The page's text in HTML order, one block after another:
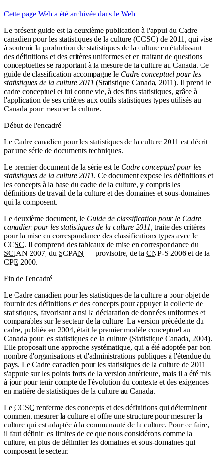
Cette page Web a été archivée dans le Web.
Le présent guide est la deuxième publication à l'appui du Cadre
canadien pour les statistiques de la culture (CCSC) de 2011, qui vise
à soutenir la production de statistiques de la culture en établissant
des définitions et des critères uniformes et en traitant de questions
conceptuelles se rapportant à la mesure de la culture au Canada. Ce
guide de classification accompagne le Cadre conceptuel pour les
statistiques de la culture 2011 (Statistique Canada, 2011). Il prend le
cadre conceptuel et lui donne vie, à des fins statistiques, grâce à
l'application de ses critères aux outils statistiques types utilisés au
Canada pour mesurer la culture.
Début de l'encadré
Le Cadre canadien pour les statistiques de la culture 2011 est décrit
par une série de documents techniques.
Le premier document de la série est le Cadre conceptuel pour les
statistiques de la culture 2011. Ce document expose les définitions et
les concepts à la base du cadre de la culture, y compris les
définitions de travail de la culture et des domaines et sous-domaines
qui la composent.
Le deuxième document, le Guide de classification pour le Cadre
canadien pour les statistiques de la culture 2011, traite des critères
pour la mise en correspondance des classifications types avec le
CCSC. Il comprend des tableaux de mise en correspondance du
SCIAN 2007, du SCPAN — provisoire, de la CNP-S 2006 et de la
CPE 2000.
Fin de l'encadré
Le Cadre canadien pour les statistiques de la culture a pour objet de
fournir des définitions et des concepts pour appuyer la collecte de
statistiques, favorisant ainsi la déclaration de données uniformes et
comparables sur le secteur de la culture. La version précédente du
cadre, publiée en 2004, était le premier modèle conceptuel au
Canada pour les statistiques de la culture (Statistique Canada, 2004).
Elle proposait une approche systématique, qui a été adoptée par bon
nombre d'organisations et d'administrations publiques à l'étendue du
pays. Le Cadre canadien pour les statistiques de la culture de 2011
s'appuie sur les points forts de la version antérieure, mais il a été mis
à jour pour tenir compte de l'évolution du contexte et des exigences
en matière de statistiques de la culture au Canada.
Le CCSC renferme des concepts et des définitions qui déterminent
comment mesurer la culture et offre une structure pour mesurer la
culture qui est adaptée à la communauté de la culture. Pour ce faire,
il faut définir les limites de ce que nous considérons comme la
culture, en plus de délimiter les domaines et sous-domaines qui
composent le secteur.